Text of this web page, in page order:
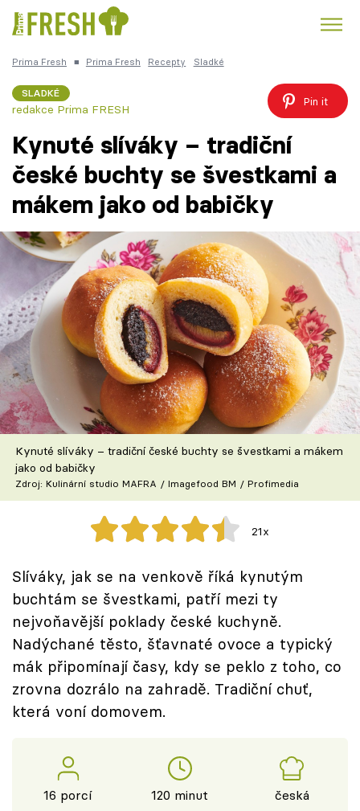
Česká kuchyně Čokoláda
Témata
Recepty
Články
TV Program
Škola vaření
Recepty z TV
Speciál: Cuketa
Těhotnej kuchař
Sledujte prima+
Přihlášení
Sledujte nás
Prima Fresh ■ Prima Fresh Recepty Sladké
SLADKÉ
redakce Prima FRESH
Pin it
Kynuté slíváky – tradiční
české buchty se švestkami a
mákem jako od babičky
Kynuté slíváky – tradiční české buchty se švestkami a mákem
jako od babičky
Zdroj: Kulinární studio MAFRA / Imagefood BM / Profimedia
21x
Slíváky, jak se na venkově říká kynutým
buchtám se švestkami, patří mezi ty
nejvoňavější poklady české kuchyně.
Nadýchané těsto, šťavnaté ovoce a typický
mák připomínají časy, kdy se peklo z toho, co
zrovna dozrálo na zahradě. Tradiční chuť,
která voní domovem.
16 porcí 120 minut česká